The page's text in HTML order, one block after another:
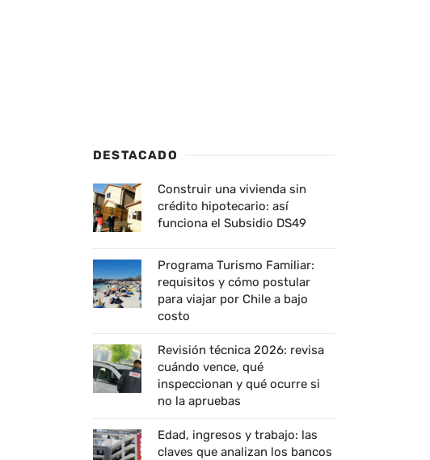
DESTACADO
Construir una vivienda sin
crédito hipotecario: así
funciona el Subsidio DS49
Programa Turismo Familiar:
requisitos y cómo postular
para viajar por Chile a bajo
costo
Revisión técnica 2026: revisa
cuándo vence, qué
inspeccionan y qué ocurre si
no la apruebas
Edad, ingresos y trabajo: las
claves que analizan los bancos